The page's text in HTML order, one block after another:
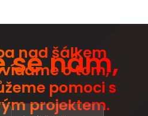
se nám,
nad šálkem
o tom,
pomoci s
projektem.